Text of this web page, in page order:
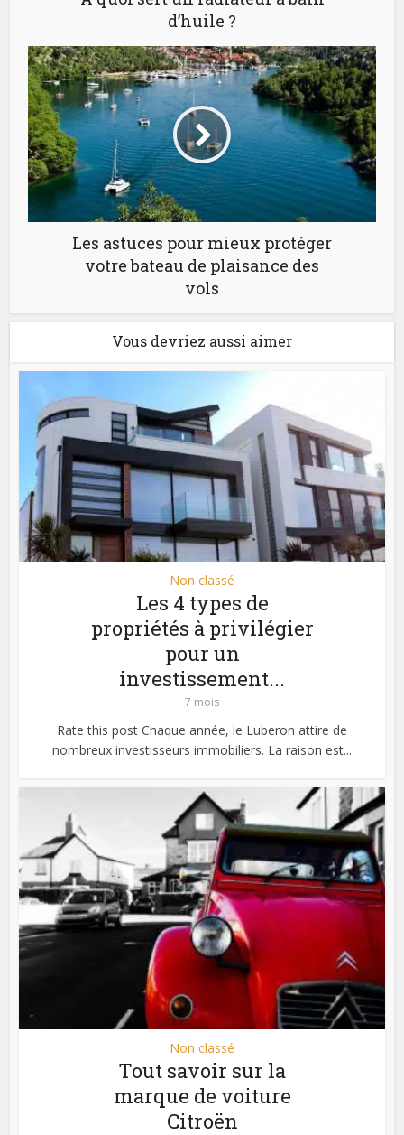
d’huile ?
Les astuces pour mieux protéger
votre bateau de plaisance des
vols
Vous devriez aussi aimer
Non classé
Les 4 types de
propriétés à privilégier
pour un
investissement...
7 mois
Rate this post Chaque année, le Luberon attire de
nombreux investisseurs immobiliers. La raison est...
Non classé
Tout savoir sur la
marque de voiture
Citroën